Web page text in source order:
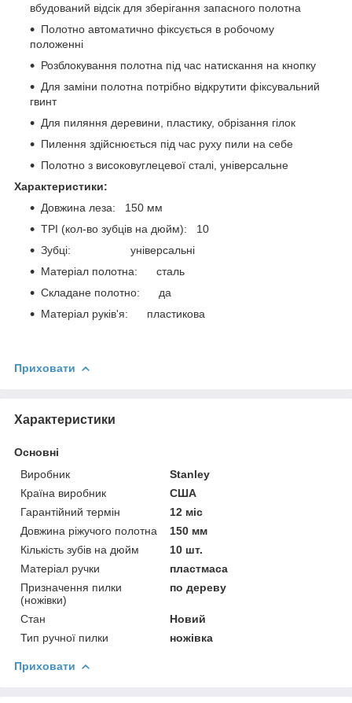
вбудований відсік для зберігання запасного полотна
Полотно автоматично фіксується в робочому
положенні
Розблокування полотна під час натискання на кнопку
Для заміни полотна потрібно відкрутити фіксувальний
гвинт
Для пиляння деревини, пластику, обрізання гілок
Пилення здійснюється під час руху пили на себе
Полотно з високовуглецевої сталі, універсальне
Характеристики:
Довжина леза: 150 мм
TPI (кол-во зубців на дюйм): 10
Зубці: універсальні
Матеріал полотна: сталь
Складане полотно: да
Матеріал руків'я: пластикова
Приховати
Характеристики
Основні
Виробник
Stanley
Країна виробник
США
Гарантійний термін
12 міс
Довжина ріжучого полотна
150 мм
Кількість зубів на дюйм
10 шт.
Матеріал ручки
пластмаса
Призначення пилки
(ножівки)
по дереву
Стан
Новий
Тип ручної пилки
ножівка
Приховати